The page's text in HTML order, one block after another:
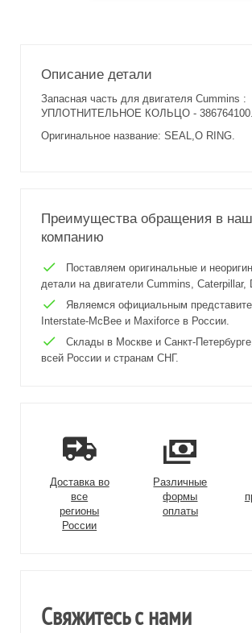
Описание детали
Запасная часть для двигателя Cummins :
УПЛОТНИТЕЛЬНОЕ КОЛЬЦО - 386764100.
Оригинальное название: SEAL,O RING.
Преимущества обращения в
компанию
Поставляем оригинальные и
детали на двигатели Cummins, Caterpillar,
Являемся официальным
Interstate-McBee и Maxiforce в России.
Склады в Москве и Санкт-
всей России и странам СНГ.
Доставка во
все
регионы
России
Различные
формы
оплаты
Свяжитесь с нами